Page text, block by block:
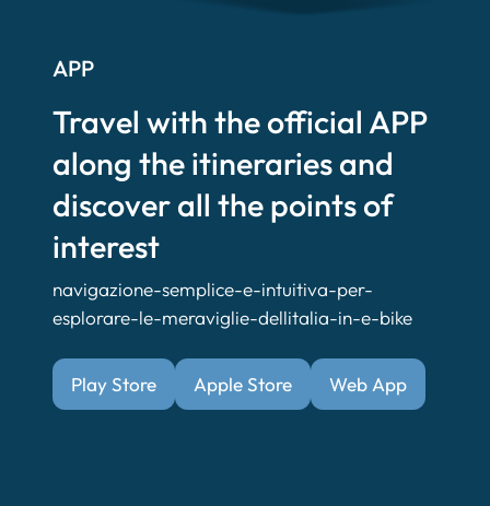
APP
Travel with the official APP
along the itineraries and
discover all the points of
interest
navigazione-semplice-e-intuitiva-per-
esplorare-le-meraviglie-dellitalia-in-e-bike
Play Store Apple Store Web App